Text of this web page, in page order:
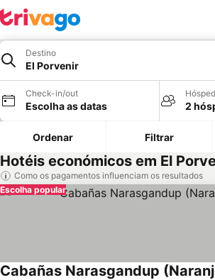
Destino
El Porvenir
Check-in/out
Escolha as datas 2
Ordenar Filtrar
Hotéis económicos em El
Como os pagamentos influenciam os resultados
Escolha popular
Cabañas Narasgandup